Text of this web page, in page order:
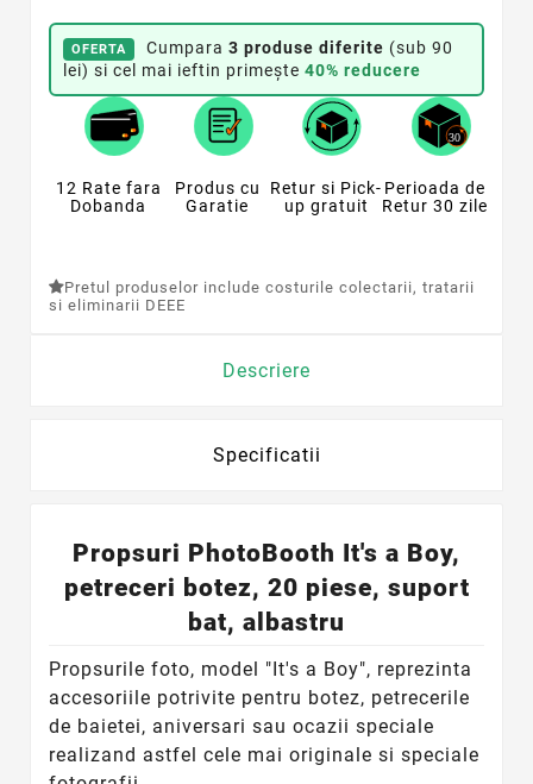
OFERTA Cumpara 3 produse diferite (sub 90
lei) si cel mai ieftin primește 40% reducere
12 Rate fara
Dobanda
Produs cu
Garatie
Retur si Pick-
up gratuit
Perioada de
Retur 30 zile
Pretul produselor include costurile colectarii, tratarii
si eliminarii DEEE
Descriere
Specificatii
Propsuri PhotoBooth It's a Boy,
petreceri botez, 20 piese, suport
bat, albastru
Propsurile foto, model "It's a Boy", reprezinta
accesoriile potrivite pentru botez, petrecerile
de baietei, aniversari sau ocazii speciale
realizand astfel cele mai originale si speciale